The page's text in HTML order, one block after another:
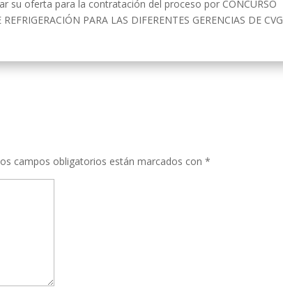
su oferta para la contratación del proceso por CONCURSO
PARA LAS DIFERENTES GERENCIAS DE CVG
campos obligatorios están marcados con*